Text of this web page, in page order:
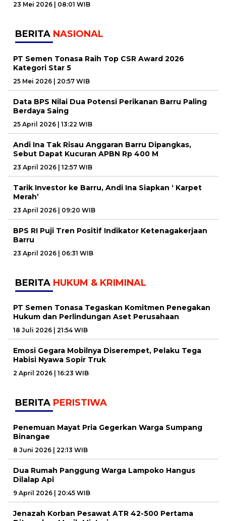
23 Mei 2026 | 08:01 WIB
BERITA NASIONAL
PT Semen Tonasa Raih Top CSR Award 2026
Kategori Star 5
25 Mei 2026 | 20:57 WIB
Data BPS Nilai Dua Potensi Perikanan Barru Paling
Berdaya Saing
25 April 2026 | 13:22 WIB
Andi Ina Tak Risau Anggaran Barru Dipangkas,
Sebut Dapat Kucuran APBN Rp 400 M
23 April 2026 | 12:57 WIB
Tarik Investor ke Barru, Andi Ina Siapkan ‘ Karpet
Merah’
23 April 2026 | 09:20 WIB
BPS RI Puji Tren Positif Indikator Ketenagakerjaan
Barru
23 April 2026 | 06:31 WIB
BERITA HUKUM & KRIMINAL
PT Semen Tonasa Tegaskan Komitmen Penegakan
Hukum dan Perlindungan Aset Perusahaan
18 Juli 2026 | 21:54 WIB
Emosi Gegara Mobilnya Diserempet, Pelaku Tega
Habisi Nyawa Sopir Truk
2 April 2026 | 16:23 WIB
BERITA PERISTIWA
Penemuan Mayat Pria Gegerkan Warga Sumpang
Binangae
8 Juni 2026 | 22:13 WIB
Dua Rumah Panggung Warga Lampoko Hangus
Dilalap Api
9 April 2026 | 20:45 WIB
Jenazah Korban Pesawat ATR 42-500 Pertama